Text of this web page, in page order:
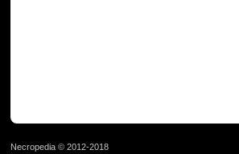
Necropedia © 2012-2018